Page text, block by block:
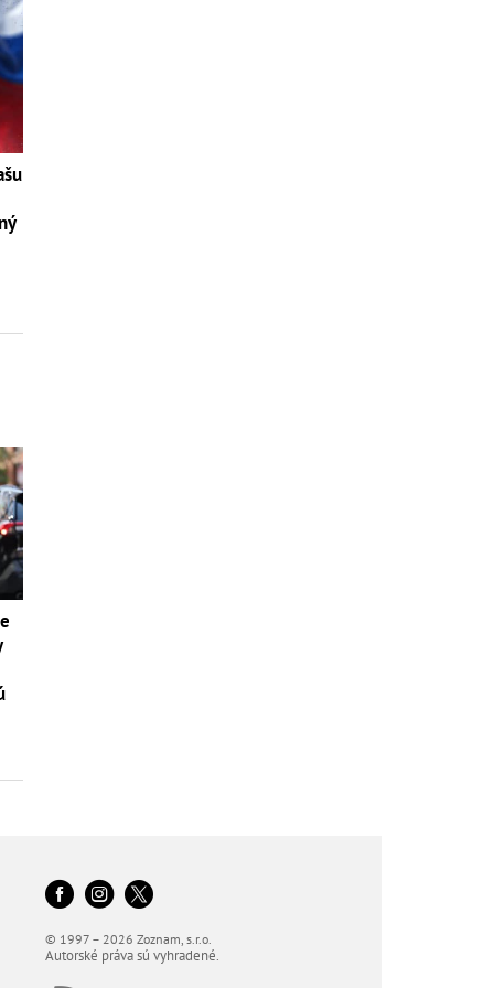
© 1997 – 2026 Zoznam, s.r.o.
Autorské práva sú vyhradené.